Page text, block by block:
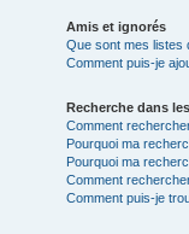
Amis et ignorés
Que sont mes listes
Comment puis-je
Recherche dans
Comment
Pourquoi ma
Pourquoi ma
Comment
Comment puis-je